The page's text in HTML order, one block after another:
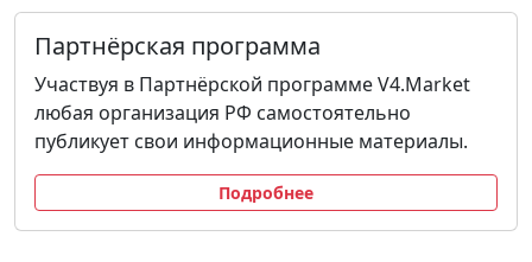
Партнёрская программа
Участвуя в Партнёрской программе V4.Market
любая организация РФ самостоятельно
публикует свои информационные материалы.
Подробнее